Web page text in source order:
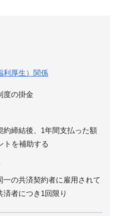
利厚生）関係
度の掛金
約締結後、1年間支払った額
トを補助する
一の共済契約者に雇用されて
済者につき1回限り